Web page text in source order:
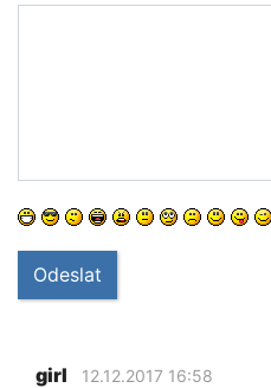
Odeslat
girl 12.12.2017 16:58